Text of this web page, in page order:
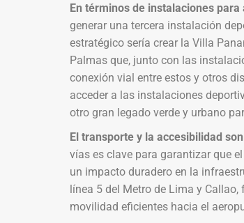
En términos de instalaciones
generar una tercera instalación
estratégico sería crear la Villa
Palmas que, junto con las
conexión vial entre estos y otros
acceder a las instalaciones
otro gran legado verde y urbano
El transporte y la accesibilidad
vías es clave para garantizar que
un impacto duradero en la
línea 5 del Metro de Lima y
movilidad eficientes hacia el